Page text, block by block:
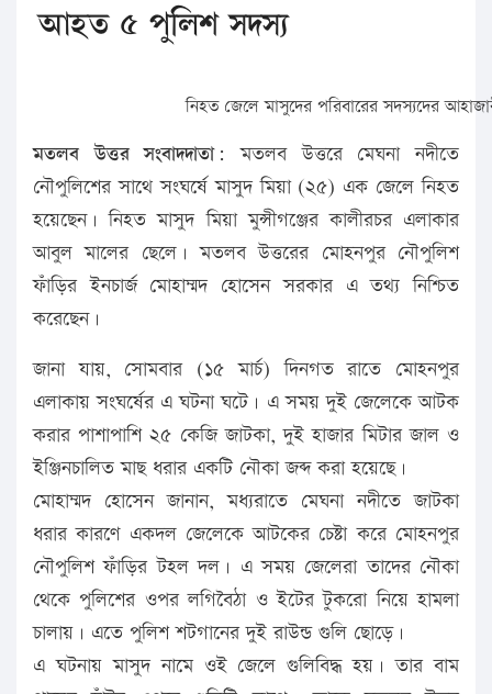
আহত ৫ পুলিশ সদস্য
নিহত জেলে মাসুদের পরিবারের সদস্যদের
মতলব উত্তর সংবাদদাতা: মতলব উত্তরে মেঘনা নদীতে
নৌপুলিশের সাথে সংঘর্ষে মাসুদ মিয়া (২৫) এক জেলে নিহত
হয়েছেন। নিহত মাসুদ মিয়া মুন্সীগঞ্জের কালীরচর এলাকার
আবুল মালের ছেলে। মতলব উত্তরের মোহনপুর নৌপুলিশ
ফাঁড়ির ইনচার্জ মোহাম্মদ হোসেন সরকার এ তথ্য নিশ্চিত
করেছেন।
জানা যায়, সোমবার (১৫ মার্চ) দিনগত রাতে মোহনপুর
এলাকায় সংঘর্ষের এ ঘটনা ঘটে। এ সময় দুই জেলেকে আটক
করার পাশাপাশি ২৫ কেজি জাটকা, দুই হাজার মিটার জাল ও
ইঞ্জিনচালিত মাছ ধরার একটি নৌকা জব্দ করা হয়েছে।
মোহাম্মদ হোসেন জানান, মধ্যরাতে মেঘনা নদীতে জাটকা
ধরার কারণে একদল জেলেকে আটকের চেষ্টা করে মোহনপুর
নৌপুলিশ ফাঁড়ির টহল দল। এ সময় জেলেরা তাদের নৌকা
থেকে পুলিশের ওপর লগিবৈঠা ও ইটের টুকরো নিয়ে হামলা
চালায়। এতে পুলিশ শটগানের দুই রাউন্ড গুলি ছোড়ে।
এ ঘটনায় মাসুদ নামে ওই জেলে গুলিবিদ্ধ হয়। তার বাম